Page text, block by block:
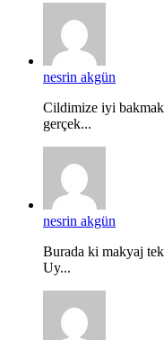
nesrin akgün
Cildimize iyi
gerçek...
nesrin akgün
Burada ki makyaj
Uy...